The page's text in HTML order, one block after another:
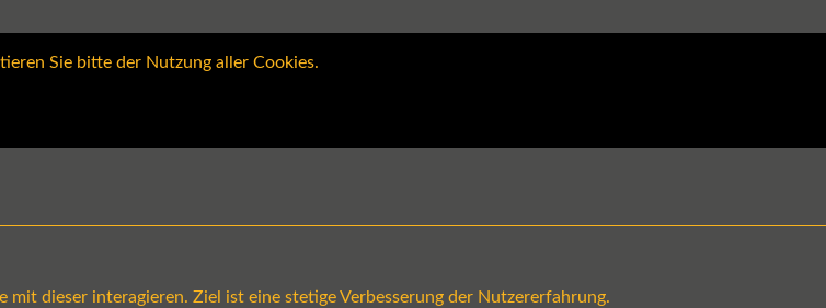
Sie bitte der Nutzung aller Cookies.
dieser interagieren. Ziel ist eine stetige Verbesserung der Nutzererfahrung.